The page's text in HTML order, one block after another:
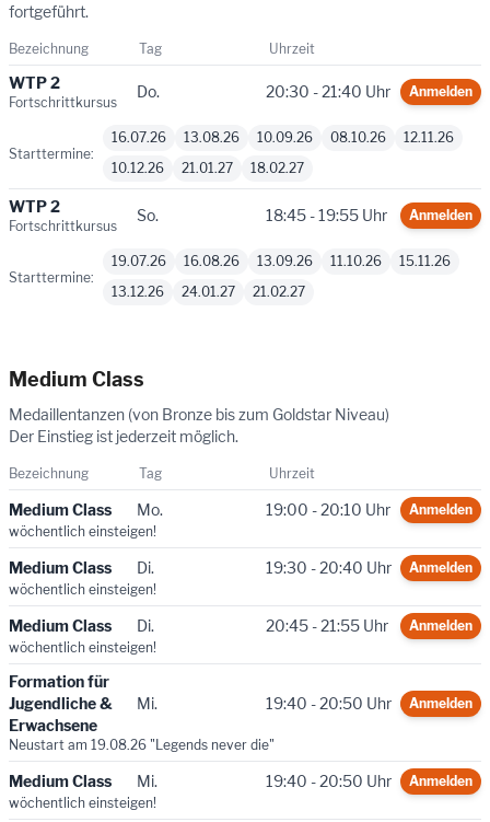
fortgeführt.
Bezeichnung Tag Uhrzeit
WTP 2
Fortschrittkursus
Do. 20:30 - 21:40 Uhr Anmelden
Starttermine:
16.07.26 13.08.26 10.09.26 08.10.26
12.11.26
10.12.26
21.01.27 18.02.27
WTP 2
Fortschrittkursus
So. 18:45 - 19:55 Uhr Anmelden
Starttermine:
19.07.26 16.08.26 13.09.26 11.10.26
15.11.26
13.12.26
24.01.27 21.02.27
Medium Class
Medaillentanzen (von Bronze bis zum Goldstar Niveau)
Der Einstieg ist jederzeit möglich.
Bezeichnung Tag Uhrzeit
Medium Class Mo. 19:00 - 20:10 Uhr
Anmelden
wöchentlich einsteigen!
Medium Class Di. 19:30 - 20:40 Uhr
Anmelden
wöchentlich einsteigen!
Medium Class Di. 20:45 - 21:55 Uhr
Anmelden
wöchentlich einsteigen!
Formation für
Jugendliche &
Erwachsene
Mi. 19:40 - 20:50 Uhr Anmelden
Neustart am 19.08.26 "Legends never die"
Medium Class Mi. 19:40 - 20:50 Uhr
Anmelden
wöchentlich einsteigen!